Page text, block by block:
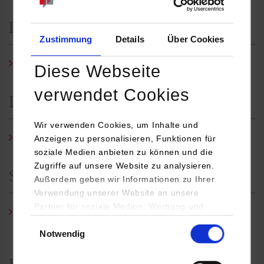
Zustimmung Details Über Cookies
Diese Webseite
verwendet Cookies
Wir verwenden Cookies, um Inhalte und
Anzeigen zu personalisieren, Funktionen für
soziale Medien anbieten zu können und die
Zugriffe auf unsere Website zu analysieren.
Außerdem geben wir Informationen zu Ihrer
Verwendung unserer Website an unsere
Partner für soziale Medien, Werbung und
YouTube, Google Maps) führen diese
Daten zusammen, die Sie ihnen bereitgestellt
Notwendig
Professor
Prof. Dr.-Ing. Christoph Zender
Laboringenieur
Rachid Wahami, M.Sc.
Studiengangssekretariat